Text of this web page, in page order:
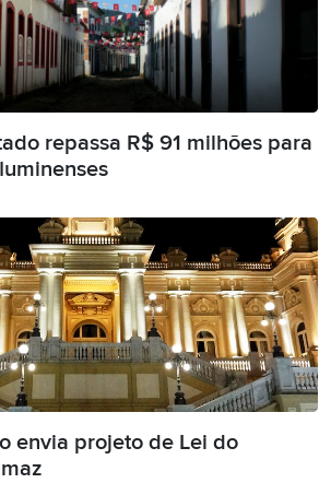
repassa R$ 91 milhões para
envia projeto de Lei do